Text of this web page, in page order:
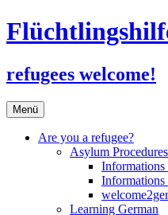
refugees welcome!
Menü Zum
Inhalt
springen
Are you a refugee?
Asylum Procedures
Learning German